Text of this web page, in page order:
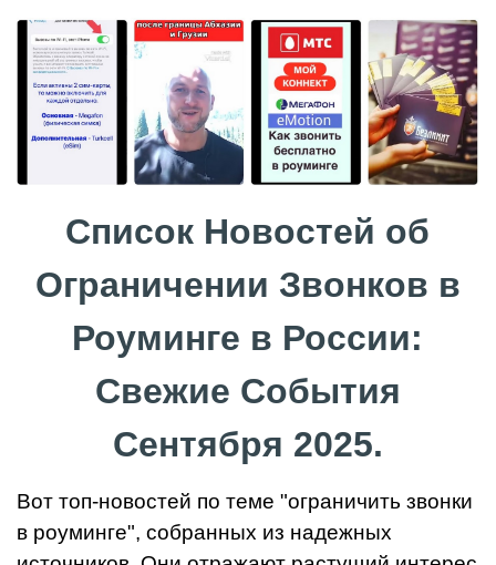
Список Новостей об
Ограничении Звонков в
Роуминге в России:
Свежие События
Сентября 2025.
Вот топ-новостей по теме "ограничить звонки
в роуминге", собранных из надежных